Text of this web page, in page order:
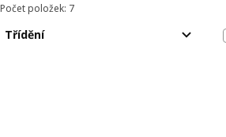
Seřadit a filtrovat
Počet položek: 7
Třídění